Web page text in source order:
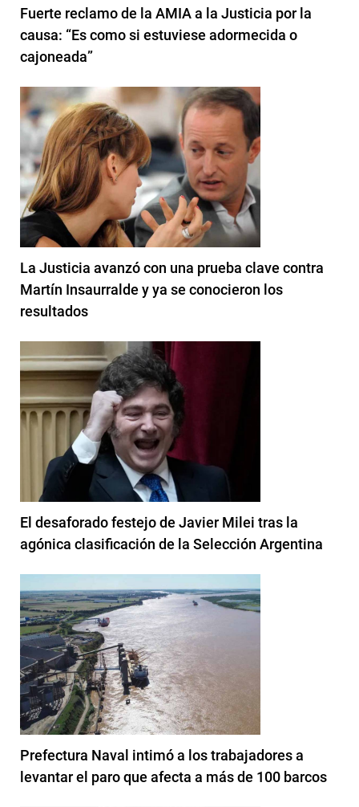
Fuerte reclamo de la AMIA a la Justicia por la
causa: “Es como si estuviese adormecida o
cajoneada”
La Justicia avanzó con una prueba clave contra
Martín Insaurralde y ya se conocieron los
resultados
El desaforado festejo de Javier Milei tras la
agónica clasificación de la Selección Argentina
Prefectura Naval intimó a los trabajadores a
levantar el paro que afecta a más de 100 barcos